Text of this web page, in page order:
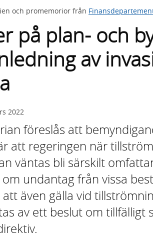
med
och promemorior från
på plan- och
av
2022
föreslås att
att regeringen när
väntas bli särskilt
undantag från vissa
att även gälla vid
av ett beslut om tillfälligt